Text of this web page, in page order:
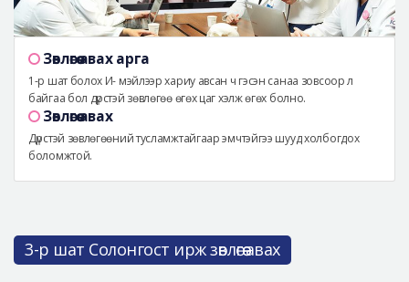
Зөвлөгөө авах арга
1-р шат болох И- мэйлээр хариу авсан ч гэсэн санаа зовсоор л
байгаа бол дүрстэй зөвлөгөө өгөх цаг хэлж өгөх болно.
Зөвлөгөө авах
Дүрстэй зөвлөгөөний тусламжтайгаар эмчтэйгээ шууд холбогдох
боломжтой.
3-р шат Солонгост ирж зөвлөгөө авах